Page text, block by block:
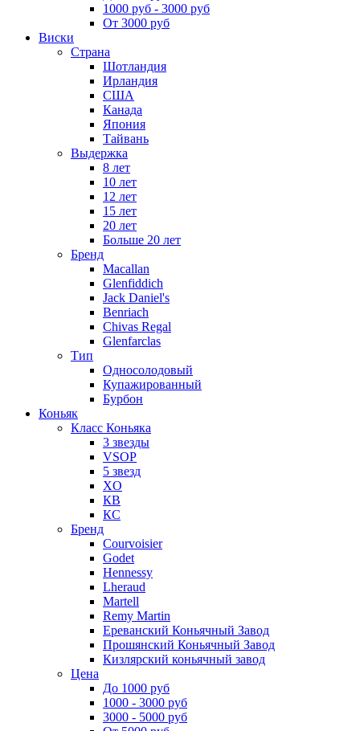
1000 руб - 3000 руб
От 3000 руб
Виски
Страна
Шотландия
Ирландия
США
Канада
Япония
Тайвань
Выдержка
8 лет
10 лет
12 лет
15 лет
20 лет
Больше 20 лет
Бренд
Macallan
Glenfiddich
Jack Daniel's
Benriach
Chivas Regal
Glenfarclas
Тип
Односолодовый
Купажированный
Бурбон
Коньяк
Класс Коньяка
3 звезды
VSOP
5 звезд
XO
КВ
КС
Бренд
Courvoisier
Godet
Hennessy
Lheraud
Martell
Remy Martin
Ереванский Коньячный Завод
Прошянский Коньячный Завод
Кизлярский коньячный завод
Цена
До 1000 руб
1000 - 3000 руб
3000 - 5000 руб